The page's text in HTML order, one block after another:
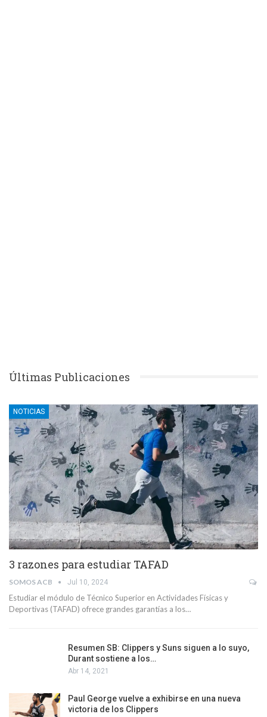
Últimas Publicaciones
NOTICIAS
3 razones para estudiar TAFAD
SOMOS ACB Jul 10, 2024
Estudiar el módulo de Técnico Superior en Actividades Físicas y
Deportivas (TAFAD) ofrece grandes garantías a los…
Resumen SB: Clippers y Suns siguen a lo suyo,
Durant sostiene a los…
Abr 14, 2021
Paul George vuelve a exhibirse en una nueva
victoria de los Clippers